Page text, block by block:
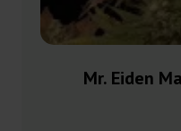
Mr. Eiden